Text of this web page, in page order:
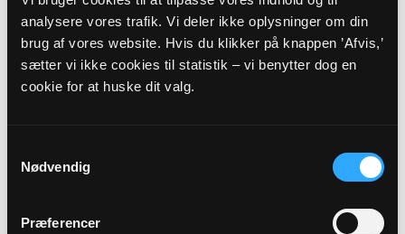
analysere vores trafik. Vi deler ikke oplysninger om din
brug af vores website. Hvis du klikker på knappen ’Afvis,’
sætter vi ikke cookies til statistik – vi benytter dog en
cookie for at huske dit valg.
Nødvendig
Præferencer
30
AUG